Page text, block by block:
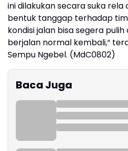
ini dilakukan secara suka rela
bentuk tanggap terhadap
kondisi jalan bisa segera
berjalan normal kembali,“
Sempu Ngebel. (MdC0802)
Baca Juga